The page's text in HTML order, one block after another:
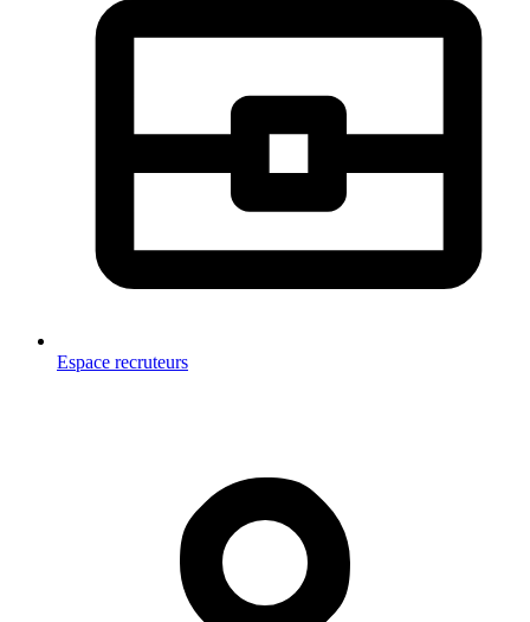
Espace recruteurs